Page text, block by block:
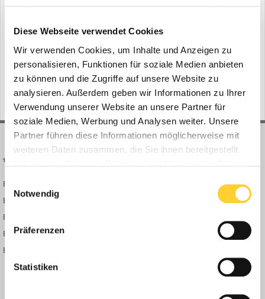
Diese Webseite verwendet Cookies
Wir verwenden Cookies, um Inhalte und Anzeigen zu
personalisieren, Funktionen für soziale Medien anbieten
zu können und die Zugriffe auf unsere Website zu
analysieren. Außerdem geben wir Informationen zu Ihrer
Verwendung unserer Website an unsere Partner für
soziale Medien, Werbung und Analysen weiter. Unsere
Partner führen diese Informationen möglicherweise mit
weiteren Daten zusammen, die Sie ihnen bereitgestellt
Einwilligungsauswahl
Notwendig
Präferenzen
Statistiken
Bauforum24 News melden
Folgen diesem Inhalt 0
Gehe zu Bauforum24 News
Bauforum24 News
Bauforum24 TV
BF24 Mediathek
BF24 Fotostrecken
Bauforum Shop